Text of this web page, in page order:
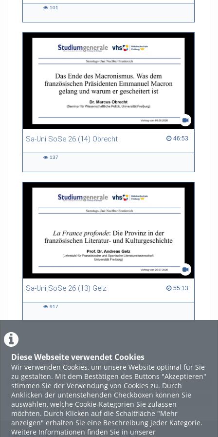
Diese Webseite verwendet Cookies
Wir verwenden Cookies, um unsere Website optimal für Sie
zu gestalten. Mit dem Bestätigen des Buttons "Akzeptieren"
stimmen Sie der Verwendung von Cookies zu. Durch
Anklicken der untenstehenden Checkboxen können Sie
auswählen, welche Cookie-Kategorien Sie zulassen
möchten. Durch Klicken auf die Schaltfläche "Mehr
anzeigen" erhalten Sie eine Beschreibung jeder Kategorie.
Weitere Informationen finden Sie in unserer
101
Sa-Uni SoSe 26 (14) Obrecht 46:53
46:53 duration
137
Sa-Uni SoSe 26 (13) Gelz 55:13
55:13 duration
917
LADE MEHR
Featured
Beliebtheit